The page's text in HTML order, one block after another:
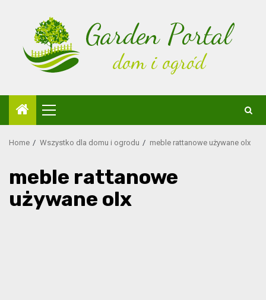
Primary
Menu
Home Wszystko dla domu i ogrodu meble rattanowe używane olx
meble rattanowe
używane olx